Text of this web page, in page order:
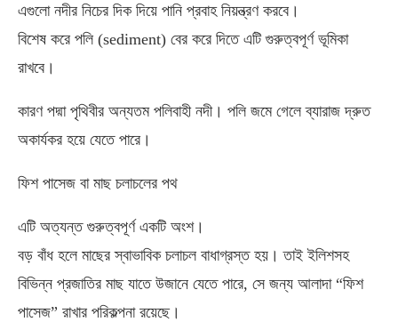
এগুলো নদীর নিচের দিক দিয়ে পানি প্রবাহ নিয়ন্ত্রণ করবে।
বিশেষ করে পলি (sediment) বের করে দিতে এটি গুরুত্বপূর্ণ ভূমিকা
রাখবে।
কারণ পদ্মা পৃথিবীর অন্যতম পলিবাহী নদী। পলি জমে গেলে ব্যারাজ দ্রুত
অকার্যকর হয়ে যেতে পারে।
ফিশ পাসেজ বা মাছ চলাচলের পথ
এটি অত্যন্ত গুরুত্বপূর্ণ একটি অংশ।
বড় বাঁধ হলে মাছের স্বাভাবিক চলাচল বাধাগ্রস্ত হয়। তাই ইলিশসহ
বিভিন্ন প্রজাতির মাছ যাতে উজানে যেতে পারে, সে জন্য আলাদা “ফিশ
পাসেজ” রাখার পরিকল্পনা রয়েছে।